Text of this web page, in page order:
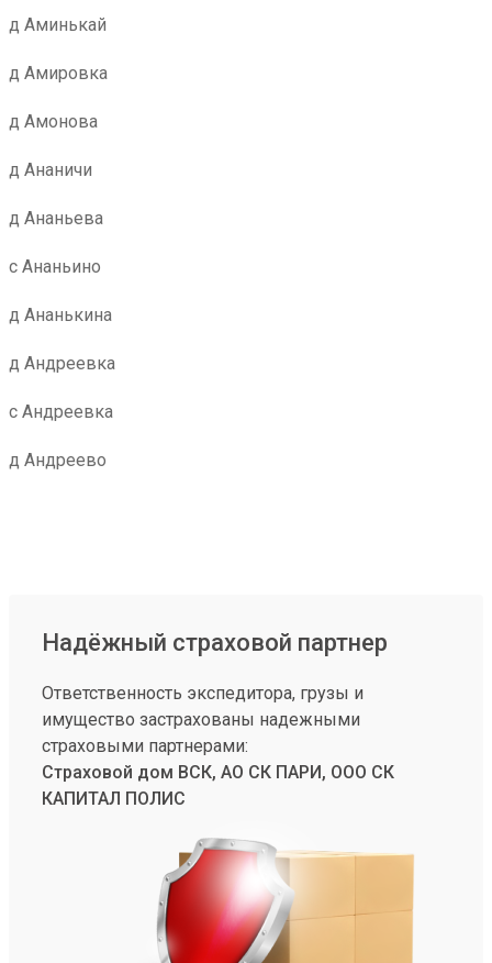
д Аминькай
д Амировка
д Амонова
д Ананичи
д Ананьева
с Ананьино
д Ананькина
д Андреевка
с Андреевка
д Андреево
Надёжный страховой партнер
Ответственность экспедитора, грузы и
имущество застрахованы надежными
страховыми партнерами:
Страховой дом ВСК, АО СК ПАРИ, ООО СК
КАПИТАЛ ПОЛИС